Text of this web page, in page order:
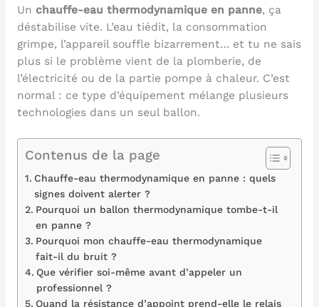
Un chauffe-eau thermodynamique en panne, ça
déstabilise vite. L’eau tiédit, la consommation
grimpe, l’appareil souffle bizarrement… et tu ne sais
plus si le problème vient de la plomberie, de
l’électricité ou de la partie pompe à chaleur. C’est
normal : ce type d’équipement mélange plusieurs
technologies dans un seul ballon.
Contenus de la page
Chauffe-eau thermodynamique en panne : quels
signes doivent alerter ?
Pourquoi un ballon thermodynamique tombe-t-il
en panne ?
Pourquoi mon chauffe-eau thermodynamique
fait-il du bruit ?
Que vérifier soi-même avant d’appeler un
professionnel ?
Quand la résistance d’appoint prend-elle le relais